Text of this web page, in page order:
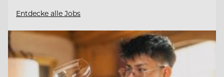
Entdecke alle Jobs